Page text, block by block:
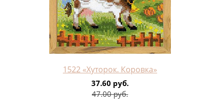
1522 «Хуторок. Коровка»
37.60 руб.
47.00 руб.